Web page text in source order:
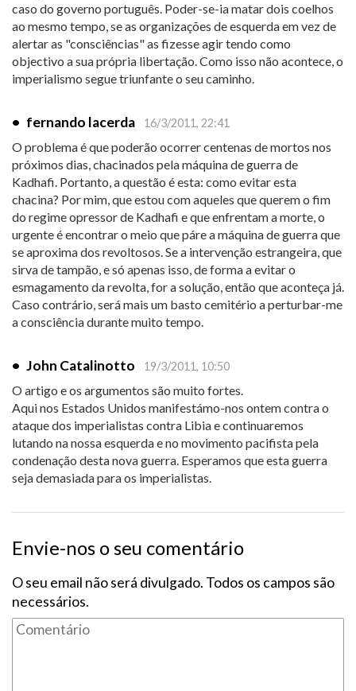
caso do governo português. Poder-se-ia matar dois coelhos
ao mesmo tempo, se as organizações de esquerda em vez de
alertar as "consciências" as fizesse agir tendo como
objectivo a sua própria libertação. Como isso não acontece, o
imperialismo segue triunfante o seu caminho.
• fernando lacerda 16/3/2011, 22:41
O problema é que poderão ocorrer centenas de mortos nos
próximos dias, chacinados pela máquina de guerra de
Kadhafi. Portanto, a questão é esta: como evitar esta
chacina? Por mim, que estou com aqueles que querem o fim
do regime opressor de Kadhafi e que enfrentam a morte, o
urgente é encontrar o meio que páre a máquina de guerra que
se aproxima dos revoltosos. Se a intervenção estrangeira, que
sirva de tampão, e só apenas isso, de forma a evitar o
esmagamento da revolta, for a solução, então que aconteça já.
Caso contrário, será mais um basto cemitério a perturbar-me
a consciência durante muito tempo.
• John Catalinotto 19/3/2011, 10:50
O artigo e os argumentos são muito fortes.
Aqui nos Estados Unidos manifestámo-nos ontem contra o
ataque dos imperialistas contra Libia e continuaremos
lutando na nossa esquerda e no movimento pacifista pela
condenação desta nova guerra. Esperamos que esta guerra
seja demasiada para os imperialistas.
Envie-nos o seu comentário
O seu email não será divulgado. Todos os campos são
necessários.